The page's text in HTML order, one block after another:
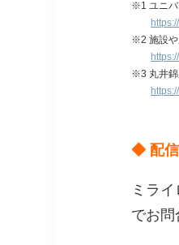
※1 ユニバ
※2 施設や
※3 丸井錦
◆ 配信
ミラ
でお問